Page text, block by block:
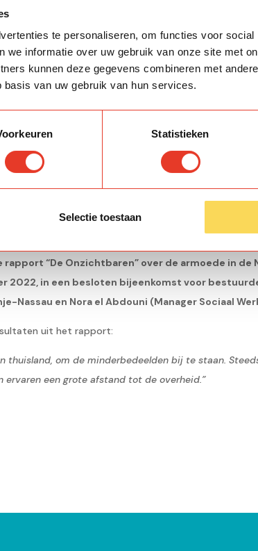
te personaliseren, om functies voor
we informatie over uw gebruik van onze site met
kunnen deze gegevens combineren met
van uw gebruik van hun services.
Statistieken
Selectie toestaan
“De Onzichtbaren” over de armoede in
in een besloten bijeenkomst voor
Nassau en Nora el Abdouni (Manager Sociaal
uit het rapport:
om de minderbedeelden bij te staan.
ervaren een grote afstand tot de overheid.”